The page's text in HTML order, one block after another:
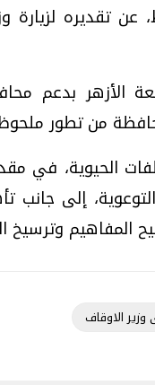
تقديره لزيارة
الأزهر بدعم
من تطور
الحيوية، في
إلى جانب
وترسيخ
وزير الاوقاف